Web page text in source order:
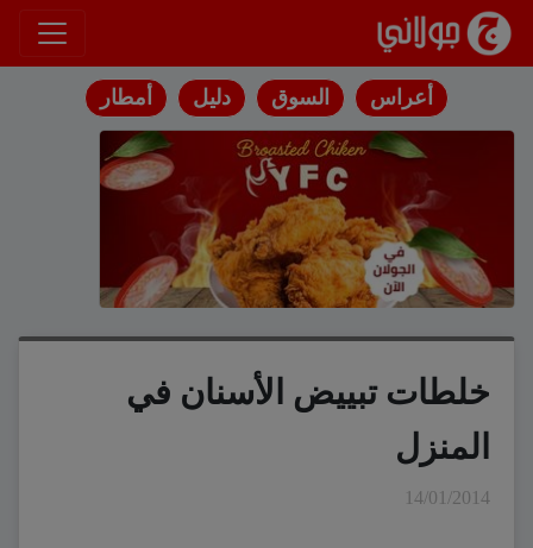
انتقل إلى المحتوى
أعراس السوق دليل أمطار
خلطات تبييض الأسنان في
المنزل
14/01/2014